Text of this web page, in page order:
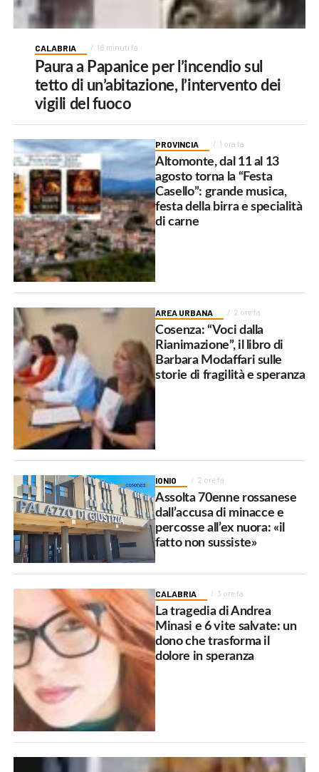
CALABRIA 18 minuti fa
Paura a Papanice per l’incendio sul
tetto di un’abitazione, l’intervento dei
vigili del fuoco
PROVINCIA 1 ora fa
Altomonte, dal 11 al 13
agosto torna la “Festa
Casello”: grande musica,
festa della birra e specialità
di carne
AREA URBANA 2 ore fa
Cosenza: “Voci dalla
Rianimazione”, il libro di
Barbara Modaffari sulle
storie di fragilità e speranza
IONIO 2 ore fa
Assolta 70enne rossanese
dall’accusa di minacce e
percosse all’ex nuora: «il
fatto non sussiste»
CALABRIA 3 ore fa
La tragedia di Andrea
Minasi e 6 vite salvate: un
dono che trasforma il
dolore in speranza